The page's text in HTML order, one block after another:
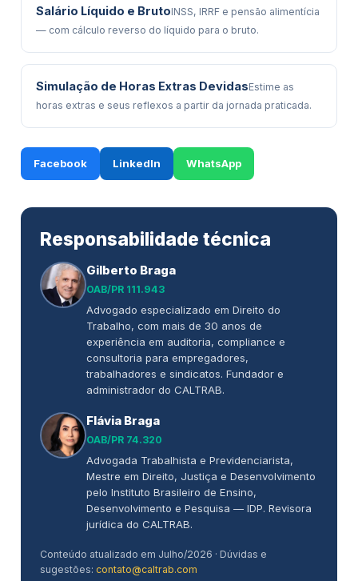
Salário Líquido e BrutoINSS, IRRF e pensão alimentícia
— com cálculo reverso do líquido para o bruto.
Simulação de Horas Extras DevidasEstime as
horas extras e seus reflexos a partir da jornada praticada.
Facebook LinkedIn WhatsApp
Responsabilidade técnica
Gilberto Braga
OAB/PR 111.943
Advogado especializado em Direito do
Trabalho, com mais de 30 anos de
experiência em auditoria, compliance e
consultoria para empregadores,
trabalhadores e sindicatos. Fundador e
administrador do CALTRAB.
Flávia Braga
OAB/PR 74.320
Advogada Trabalhista e Previdenciarista,
Mestre em Direito, Justiça e Desenvolvimento
pelo Instituto Brasileiro de Ensino,
Desenvolvimento e Pesquisa — IDP. Revisora
jurídica do CALTRAB.
Conteúdo atualizado em Julho/2026 · Dúvidas e
sugestões: contato@caltrab.com